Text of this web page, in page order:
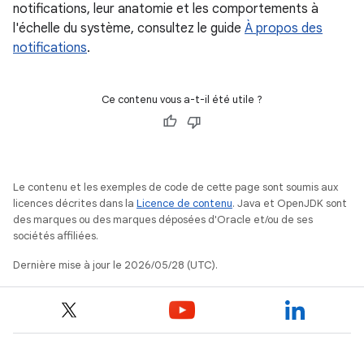
notifications, leur anatomie et les comportements à
l'échelle du système, consultez le guide À propos des
notifications.
Ce contenu vous a-t-il été utile ?
Le contenu et les exemples de code de cette page sont soumis aux
licences décrites dans la Licence de contenu. Java et OpenJDK sont
des marques ou des marques déposées d'Oracle et/ou de ses
sociétés affiliées.
Dernière mise à jour le 2026/05/28 (UTC).